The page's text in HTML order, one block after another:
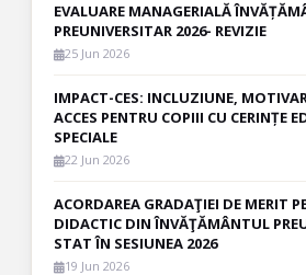
EVALUARE MANAGERIALĂ
PREUNIVERSITAR 2026- REVIZIE
25 Jun 2026
IMPACT-CES: INCLUZIUNE,
ACCES PENTRU COPIII CU CERINȚE
SPECIALE
22 Jun 2026
ACORDAREA GRADAŢIEI DE MERIT
DIDACTIC DIN ÎNVĂŢĂMÂNTUL
STAT ÎN SESIUNEA 2026
19 Jun 2026